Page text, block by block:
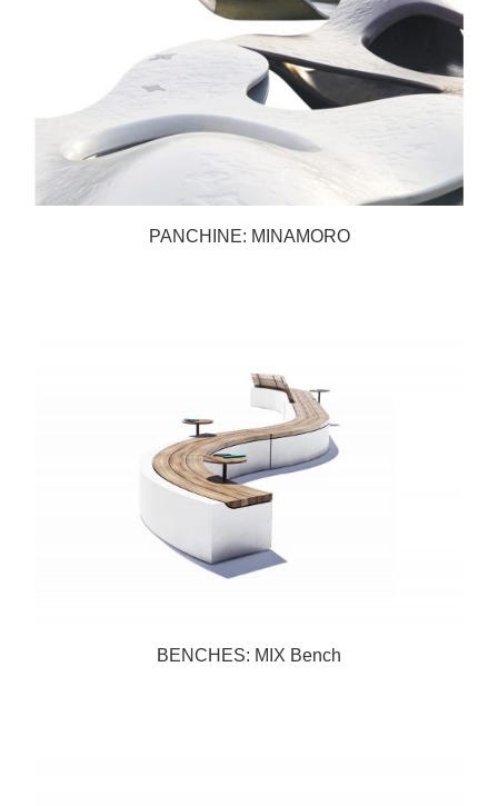
PANCHINE: MINAMORO
BENCHES: MIX Bench